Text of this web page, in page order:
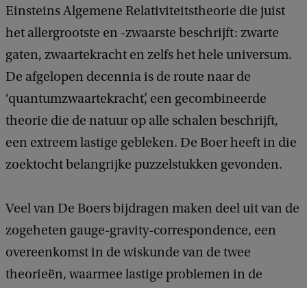
Einsteins Algemene Relativiteitstheorie die juist
het allergrootste en -zwaarste beschrijft: zwarte
gaten, zwaartekracht en zelfs het hele universum.
De afgelopen decennia is de route naar de
‘quantumzwaartekracht’, een gecombineerde
theorie die de natuur op alle schalen beschrijft,
een extreem lastige gebleken. De Boer heeft in die
zoektocht belangrijke puzzelstukken gevonden.
Veel van De Boers bijdragen maken deel uit van de
zogeheten gauge-gravity-correspondence, een
overeenkomst in de wiskunde van de twee
theorieën, waarmee lastige problemen in de